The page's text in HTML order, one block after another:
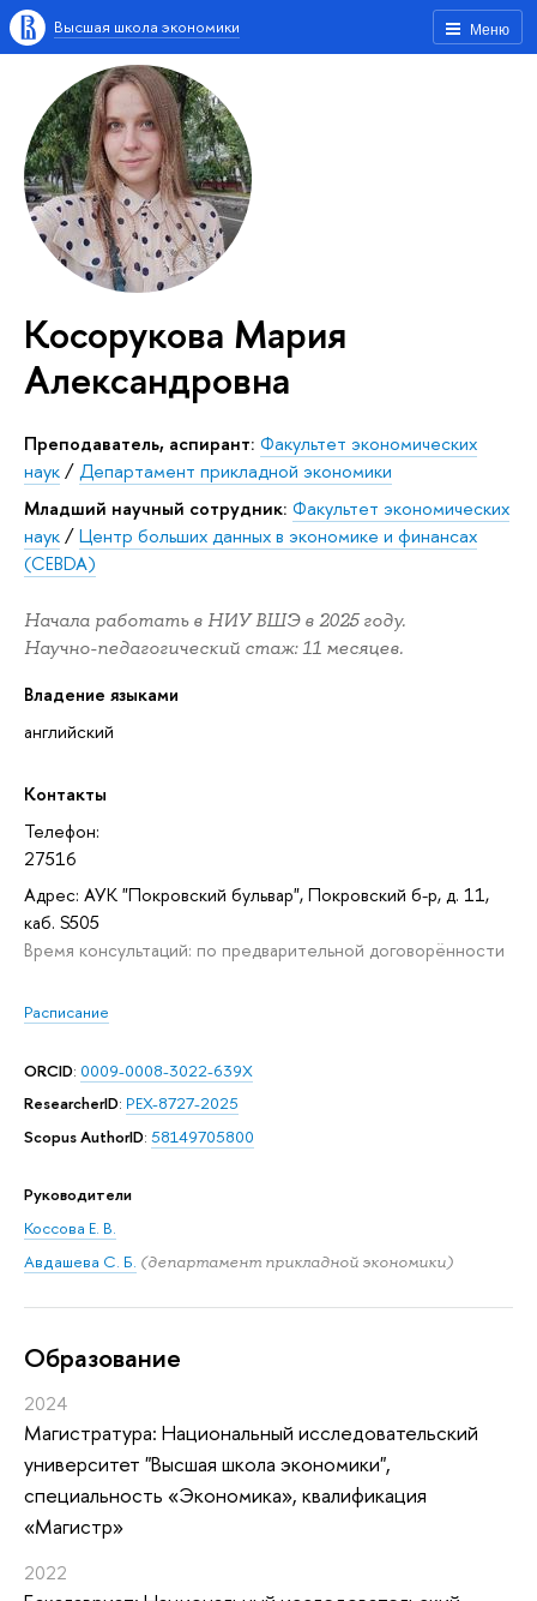
Меню
Высшая школа экономики
Косорукова Мария
Александровна
Преподаватель, аспирант: Факультет экономических
наук/Департамент прикладной экономики
Младший научный сотрудник: Факультет экономических
наук/Центр больших данных в экономике и финансах
(CEBDA)
Начала работать в НИУ ВШЭ в 2025 году.
Научно-педагогический стаж: 11 месяцев.
Владение языками
английский
Контакты
Телефон:
27516
Адрес: АУК "Покровский бульвар", Покровский б-р, д. 11,
каб. S505
Время консультаций: по предварительной договорённости
Расписание
ORCID: 0009-0008-3022-639X
ResearcherID: PEX-8727-2025
Scopus AuthorID: 58149705800
Руководители
Коссова Е. В.
Авдашева С. Б. (департамент прикладной экономики)
Oбразование
2024
Магистратура: Национальный исследовательский
университет "Высшая школа экономики",
специальность «Экономика», квалификация
«Магистр»
2022